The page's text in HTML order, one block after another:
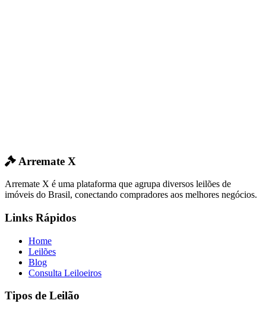
Arremate X
Arremate X é uma plataforma que agrupa diversos leilões de
imóveis do Brasil, conectando compradores aos melhores negócios.
Links Rápidos
Home
Leilões
Blog
Consulta Leiloeiros
Tipos de Leilão